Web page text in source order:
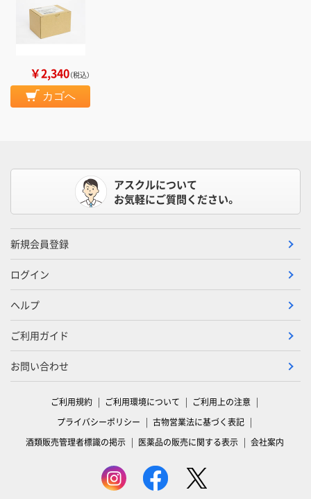
￥2,340（税込）
カゴへ
アスクルについて
お気軽にご質問ください。
新規会員登録
ログイン
ヘルプ
ご利用ガイド
お問い合わせ
ご利用規約 ご利用環境について
ご利用上の注意
プライバシーポリシー
古物営業法に基づく表記
酒類販売管理者標識の掲示
医薬品の販売に関する表示 会社案内